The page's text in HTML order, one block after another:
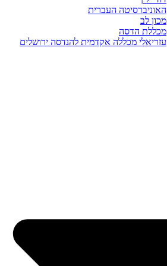
האוניברסיטה העברית
מכון לב
מכללת הדסה
עזריאלי מכללה אקדמית להנדסה ירושלים